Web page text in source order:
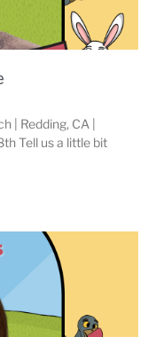
| Redding, CA |
Tell us a little bit